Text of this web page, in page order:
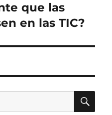
que las
en las TIC?